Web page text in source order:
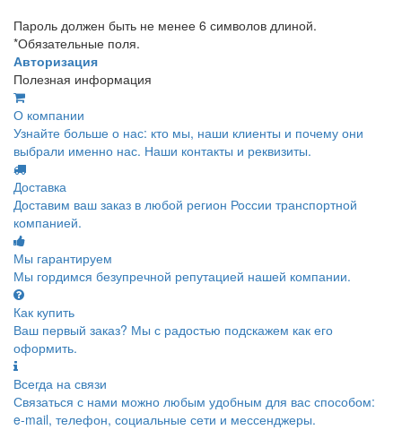
Пароль должен быть не менее 6 символов длиной.
*Обязательные поля.
Авторизация
Полезная информация
О компании
Узнайте больше о нас: кто мы, наши клиенты и почему они
выбрали именно нас. Наши контакты и реквизиты.
Доставка
Доставим ваш заказ в любой регион России транспортной
компанией.
Мы гарантируем
Мы гордимся безупречной репутацией нашей компании.
Как купить
Ваш первый заказ? Мы с радостью подскажем как его
оформить.
Всегда на связи
Связаться с нами можно любым удобным для вас способом:
e-mail, телефон, социальные сети и мессенджеры.